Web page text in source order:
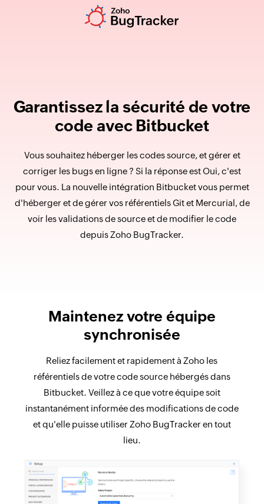
Garantissez la sécurité de votre
code avec Bitbucket
Vous souhaitez héberger les codes source, et gérer et
corriger les bugs en ligne ? Si la réponse est Oui, c'est
pour vous. La nouvelle intégration Bitbucket vous permet
d'héberger et de gérer vos référentiels Git et Mercurial, de
voir les validations de source et de modifier le code
depuis Zoho BugTracker.
Maintenez votre équipe
synchronisée
Reliez facilement et rapidement à Zoho les
référentiels de votre code source hébergés dans
Bitbucket. Veillez à ce que votre équipe soit
instantanément informée des modifications de code
et qu'elle puisse utiliser Zoho BugTracker en tout
lieu.